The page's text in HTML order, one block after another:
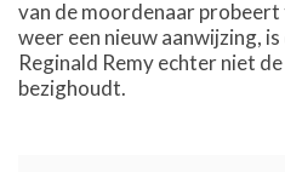
van de moordenaar
weer een nieuw aanwijzing,
Reginald Remy echter niet
bezighoudt.